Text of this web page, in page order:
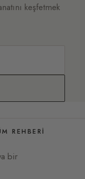
keşfetmek
REHBERI
bir